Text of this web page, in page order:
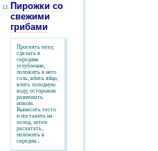
Пирожки со
свежими
грибами
Просеять муку,
сделать в
середине
углубление,
положить в него
соль, вбить яйцо,
влить холодную
воду, осторожно
размешать
ножом.
Вымесить тесто
и поставить на
холод, затем
раскатать,
положить в
середин...